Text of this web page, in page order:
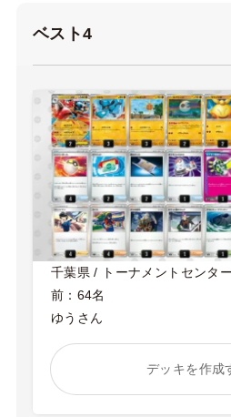
ベスト4
千葉県 / トーナメントセンタ
前：64名
ゆうさん
デッキを作成